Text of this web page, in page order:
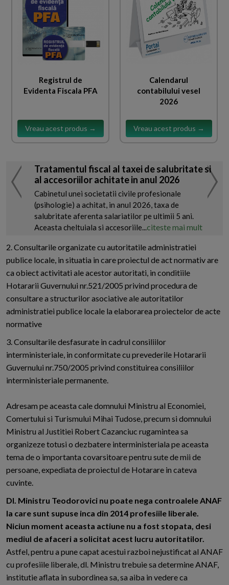
Registrul de
Evidenta Fiscala PFA
Vreau acest produs →
Calendarul
contabilului vesel
2026
Vreau acest produs →
Tratamentul fiscal al taxei de salubritate si
al accesoriilor achitate in anul 2026
Cabinetul unei societatii civile profesionale
(psihologie) a achitat, in anul 2026, taxa de
salubritate aferenta salariatilor pe ultimii 5 ani.
Aceasta cheltuiala si accesoriile...citeste mai mult
2. Consultarile organizate cu autoritatile administratiei
publice locale, in situatia in care proiectul de act normativ are
ca obiect activitati ale acestor autoritati, in conditiile
Hotararii Guvernului nr.521/2005 privind procedura de
consultare a structurilor asociative ale autoritatilor
administratiei publice locale la elaborarea proiectelor de acte
normative
3. Consultarile desfasurate in cadrul consiliilor
interministeriale, in conformitate cu prevederile Hotararii
Guvernului nr.750/2005 privind constituirea consiliilor
interministeriale permanente.
Adresam pe aceasta cale domnului Ministru al Economiei,
Comertului si Turismului Mihai Tudose, precum si domnului
Ministru al Justitiei Robert Cazanciuc rugamintea sa
organizeze totusi o dezbatere interministeriala pe aceasta
tema de o importanta covarsitoare pentru sute de mii de
persoane, expediata de proiectul de Hotarare in cateva
cuvinte.
Dl. Ministru Teodorovici nu poate nega controalele ANAF
la care sunt supuse inca din 2014 profesiile liberale.
Niciun moment aceasta actiune nu a fost stopata, desi
mediul de afaceri a solicitat acest lucru autoritatilor.
Astfel, pentru a pune capat acestui razboi nejustificat al ANAF
cu profesiile liberale, dl. Ministru trebuie sa determine ANAF,
institutie aflata in subordinea sa, sa aiba in vedere ca